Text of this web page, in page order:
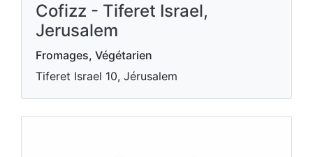
Cofizz - Tiferet Israel,
Jerusalem
Fromages, Végétarien
Tiferet Israel 10, Jérusalem